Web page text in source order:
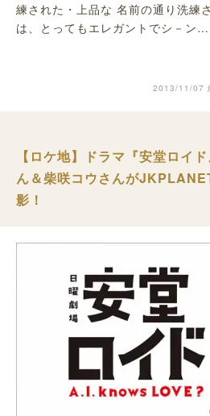
練された・上品な 名前の通り洗練
は、とってもエレガントでシ－ン…
2013/11/07
【ロケ地】ドラマ『安堂ロイ
ん＆柴咲コウさんが
影！